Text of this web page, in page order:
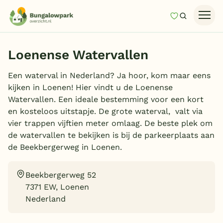
MijnZoeken
Last minutes
Top 12 aanbiedingen
Zomervakantie
Nazomeren
Vakantiehuizen
Vakantiepark keuzehulp
Onze vakantiegidsen
Loenense Watervallen
Een waterval in Nederland? Ja hoor, kom maar eens
kijken in Loenen! Hier vindt u de Loenense
Watervallen. Een ideale bestemming voor een kort
en kosteloos uitstapje. De grote waterval, valt via
vier trappen vijftien meter omlaag. De beste plek om
de watervallen te bekijken is bij de parkeerplaats aan
de Beekbergerweg in Loenen.
Beekbergerweg 52
7371 EW, Loenen
Nederland